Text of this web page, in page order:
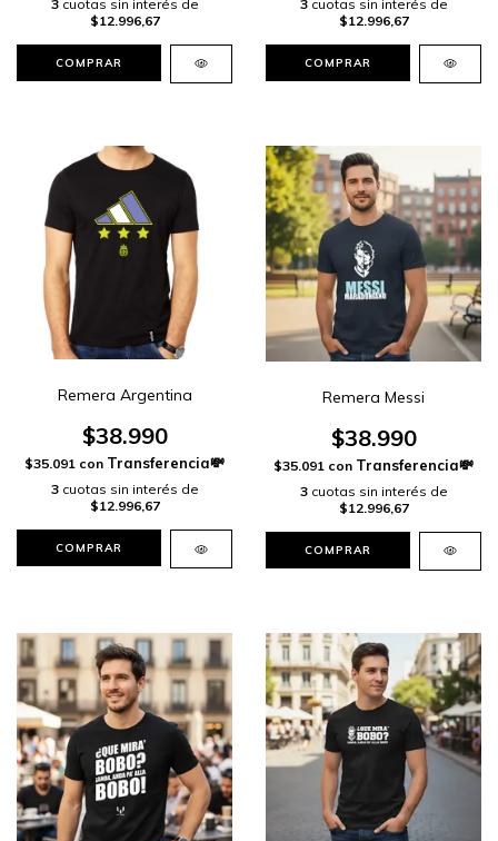
3 cuotas sin interés de
$12.996,67
COMPRAR
3 cuotas sin interés de
$12.996,67
COMPRAR
Remera Argentina
$38.990
$35.091 con
3 cuotas sin interés de
$12.996,67
COMPRAR
Remera Messi
$38.990
$35.091 con
3 cuotas sin interés de
$12.996,67
COMPRAR